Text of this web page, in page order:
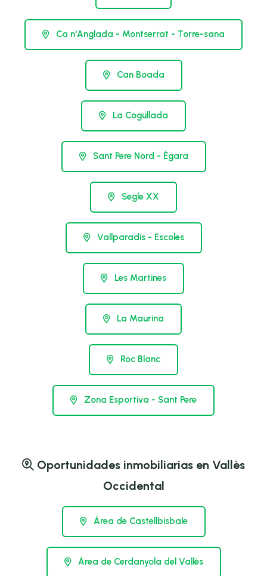
Ca n'Anglada - Montserrat - Torre-sana
Can Boada
La Cogullada
Sant Pere Nord - Ègara
Segle XX
Vallparadís - Escoles
Les Martines
La Maurina
Roc Blanc
Zona Esportiva - Sant Pere
Oportunidades inmobiliarias en Vallès
Occidental
Área de Castellbisbale
Área de Cerdanyola del Vallès